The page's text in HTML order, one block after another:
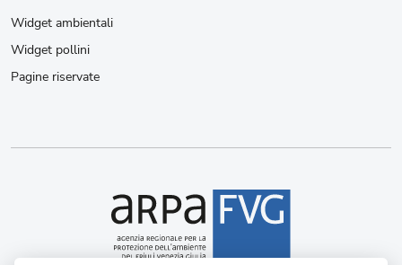
Widget ambientali
Widget pollini
Pagine riservate